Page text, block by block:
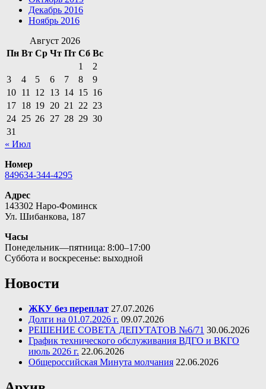
Декабрь 2016
Ноябрь 2016
Август 2026
Пн Вт Ср Чт Пт Сб Вс
1
2
3
4 5 6 7 8
9
10 11 12 13 14 15 16
17 18 19 20 21 22 23
24 25 26 27 28 29 30
31
« Июл
Номер
849634-344-4295
Адрес
143302 Наро-Фоминск
Ул. Шибанкова, 187
Часы
Понедельник—пятница: 8:00–17:00
Суббота и воскресенье: выходной
Новости
ЖКУ без переплат 27.07.2026
Долги на 01.07.2026 г. 09.07.2026
РЕШЕНИЕ СОВЕТА ДЕПУТАТОВ №6/71 30.06.2026
График технического обслуживания ВДГО и ВКГО
июль 2026 г. 22.06.2026
Общероссийская Минута молчания 22.06.2026